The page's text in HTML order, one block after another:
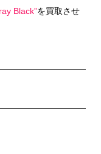
Black”を買取させ